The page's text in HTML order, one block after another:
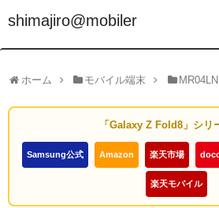
shimajiro@mobiler
ホーム モバイル端末 MR04LN
「Galaxy Z Fold8」シリ
Samsung公式 Amazon 楽天市場
楽天モバイル